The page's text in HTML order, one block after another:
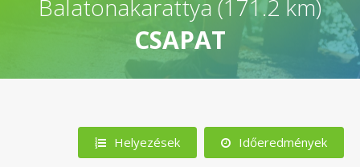
Balatonakarattya (171.2 km)
CSAPAT
Helyezések Időeredmények